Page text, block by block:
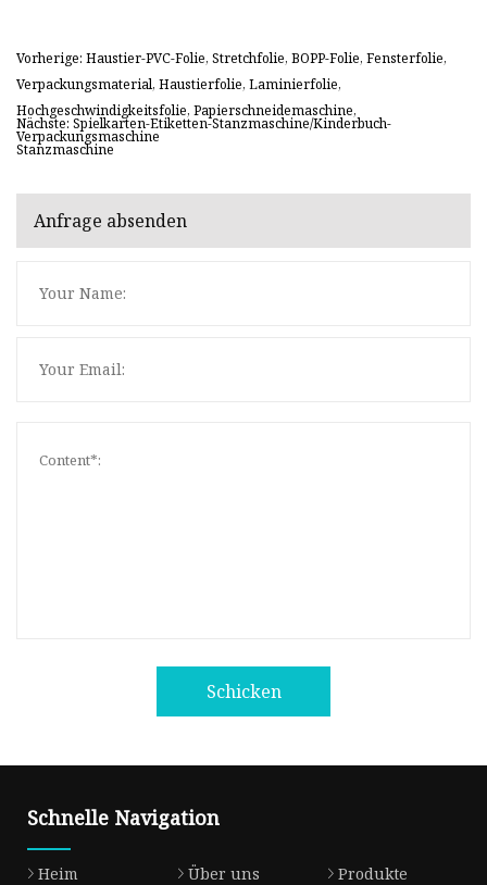
Vorherige: Haustier-PVC-Folie, Stretchfolie, BOPP-Folie, Fensterfolie,
Verpackungsmaterial, Haustierfolie, Laminierfolie,
Hochgeschwindigkeitsfolie, Papierschneidemaschine,
Verpackungsmaschine
Nächste: Spielkarten-Etiketten-Stanzmaschine/Kinderbuch-
Stanzmaschine
Anfrage absenden
Schicken
Schnelle Navigation
Heim Über uns
Produkte